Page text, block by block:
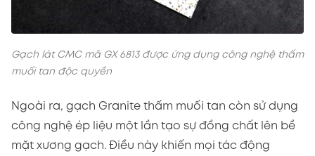
Gạch lát CMC mã GX 6813 được ứng dụng công nghệ thấm
muối tan độc quyền
Ngoài ra, gạch Granite thấm muối tan còn sử dụng
công nghệ ép liệu một lần tạo sự đồng chất lên bề
mặt xương gạch. Điều này khiến mọi tác động